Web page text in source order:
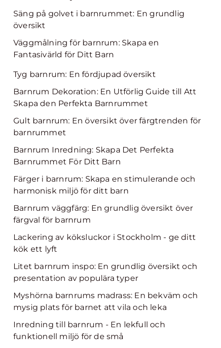
Säng på golvet i barnrummet: En grundlig
översikt
Väggmålning för barnrum: Skapa en
Fantasivärld för Ditt Barn
Tyg barnrum: En fördjupad översikt
Barnrum Dekoration: En Utförlig Guide till Att
Skapa den Perfekta Barnrummet
Gult barnrum: En översikt över färgtrenden för
barnrummet
Barnrum Inredning: Skapa Det Perfekta
Barnrummet För Ditt Barn
Färger i barnrum: Skapa en stimulerande och
harmonisk miljö för ditt barn
Barnrum väggfärg: En grundlig översikt över
färgval för barnrum
Lackering av köksluckor i Stockholm - ge ditt
kök ett lyft
Litet barnrum inspo: En grundlig översikt och
presentation av populära typer
Myshörna barnrums madrass: En bekväm och
mysig plats för barnet att vila och leka
Inredning till barnrum - En lekfull och
funktionell miljö för de små